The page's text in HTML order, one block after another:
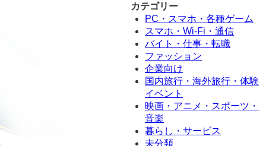
カテゴリー
PC・スマホ・各種ゲーム
スマホ・Wi-Fi・通信
バイト・仕事・転職
ファッション
企業向け
国内旅行・海外旅行・体験
イベント
映画・アニメ・スポーツ・
音楽
暮らし・サービス
未分類